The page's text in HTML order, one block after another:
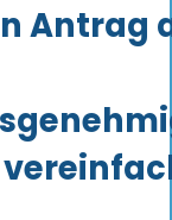
Antrag